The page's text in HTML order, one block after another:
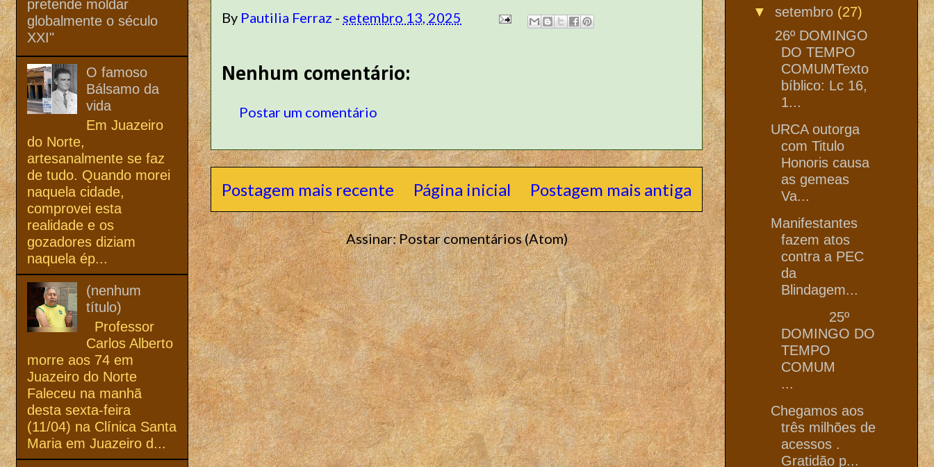
By Pautilia Ferraz - setembro 13, 2025
Nenhum comentário:
Postar um comentário
Postagem mais recente Postagem mais antiga
Página inicial
Assinar:Postar comentários (Atom)
pretende moldar
globalmente o século
XXI"
O famoso
Bálsamo da
vida
Em Juazeiro
do Norte,
artesanalmente se faz
de tudo. Quando morei
naquela cidade,
comprovei esta
realidade e os
gozadores diziam
naquela ép...
(nenhum
título)
Professor
Carlos Alberto
morre aos 74 em
Juazeiro do Norte
Faleceu na manhã
desta sexta-feira
(11/04) na Clínica Santa
Maria em Juazeiro d...
▼ setembro (27)
26º DOMINGO
DO TEMPO
COMUMTexto
bíblico: Lc 16,
1...
URCA outorga
com Titulo
Honoris causa
as gemeas
Va...
Manifestantes
fazem atos
contra a PEC
da
Blindagem...
25º
DOMINGO DO
TEMPO
COMUM
...
Chegamos aos
três milhões de
acessos .
Gratidão p...